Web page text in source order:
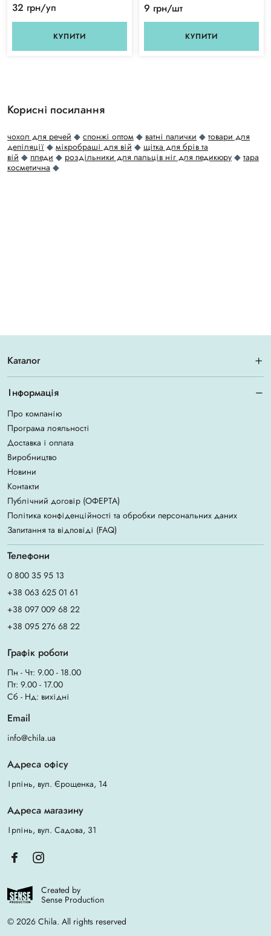
32 грн/уп
КУПИТИ
9 грн/шт
КУПИТИ
Корисні посилання
чохол для речей ◆ спонжі оптом ◆ ватні палички ◆ товари для
депіляції ◆ мікробраші для вій ◆ щітка для брів та
вій ◆ пледи ◆ роздільники для пальців ніг для педикюру ◆ тара
косметична ◆
Каталог
Інформація
Про компанію
Програма лояльності
Доставка і оплата
Виробництво
Новини
Контакти
Публічний договір (ОФЕРТА)
Політика конфіденційності та обробки персональних даних
Запитання та відповіді (FAQ)
Телефони
0 800 35 95 13
+38 063 625 01 61
+38 097 009 68 22
+38 095 276 68 22
Графік роботи
Пн - Чт: 9.00 - 18.00
Пт: 9.00 - 17.00
Сб - Нд: вихідні
Email
info@chila.ua
Адреса офісу
Ірпінь, вул. Єрощенка, 14
Адреса магазину
Ірпінь, вул. Садова, 31
Created by
Sense Production
© 2026 Chila. All rights reserved